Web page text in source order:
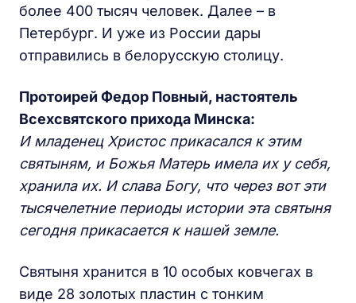
более 400 тысяч человек. Далее – в
Петербург. И уже из России дары
отправились в белорусскую столицу.
Протоирей Федор Повный, настоятель
Всехсвятского прихода Минска:
И младенец Христос прикасался к этим
святыням, и Божья Матерь имела их у себя,
хранила их. И слава Богу, что через вот эти
тысячелетние периоды истории эта святыня
сегодня прикасается к нашей земле.
Святыня хранится в 10 особых ковчегах в
виде 28 золотых пластин с тонким